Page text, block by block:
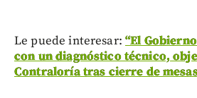
Le puede interesar: “El
con un diagnóstico técnico,
Contraloría tras cierre de